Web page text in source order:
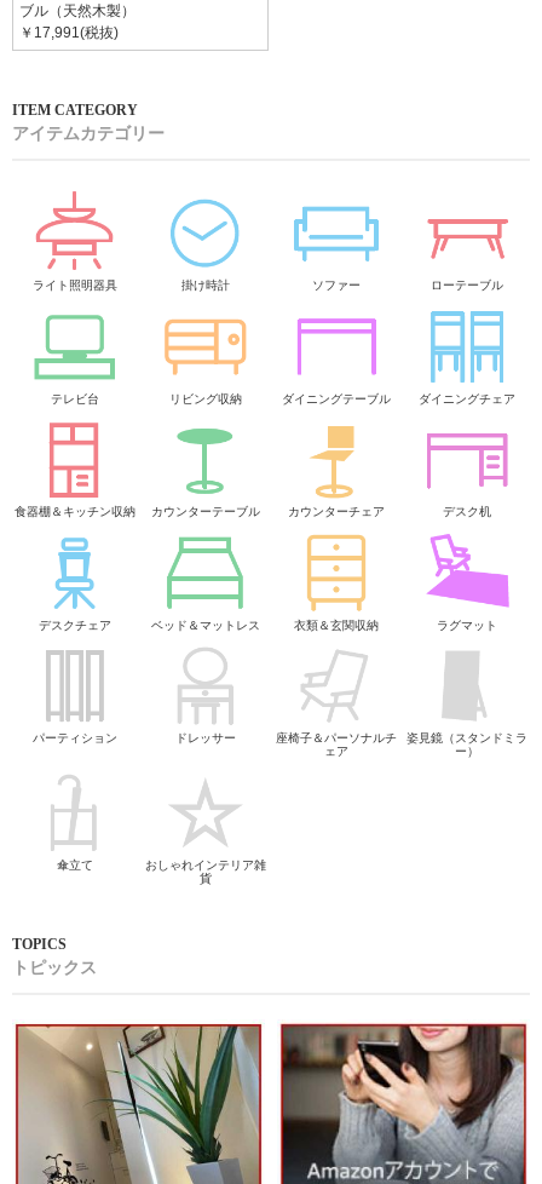
ブル（天然木製）
￥17,991(税抜)
アイテムカテゴリー
ライト照明器具 掛け時計 ソファー ローテーブル
テレビ台 リビング収納 ダイニングテーブル ダイニングチェア
食器棚＆キッチン収納 カウンターテーブル カウンターチェア デスク机
デスクチェア ベッド＆マットレス 衣類＆玄関収納 ラグマット
パーティション ドレッサー
座椅子＆パーソナルチ
ェア
姿見鏡（スタンドミラ
ー）
傘立て
おしゃれインテリア雑
貨
トピックス